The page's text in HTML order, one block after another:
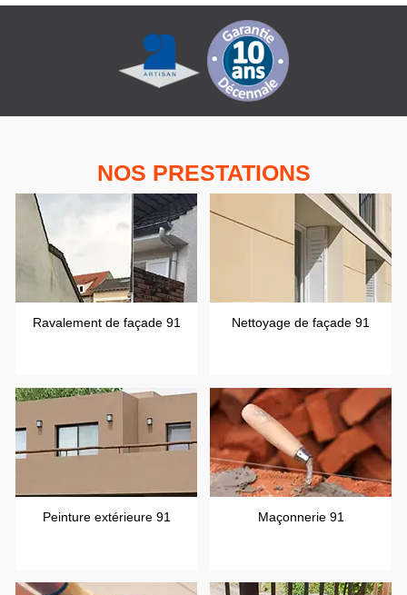
NOS PRESTATIONS
Ravalement de façade 91 Nettoyage de façade 91
Peinture extérieure 91 Maçonnerie 91